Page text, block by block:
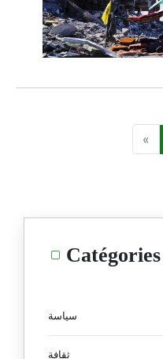
Catégories
سياسة
ثقافة